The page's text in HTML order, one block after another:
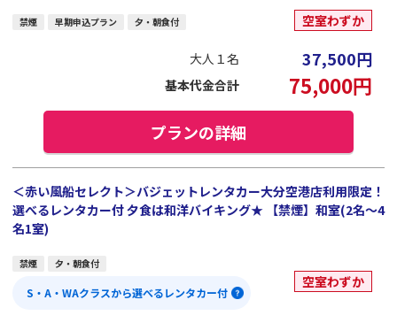
禁煙 早期申込プラン 夕・朝食付 空室わずか
大人１名 37,500円
基本代金合計 75,000円
プランの詳細
＜赤い風船セレクト＞バジェットレンタカー大分空港店利用限定！
選べるレンタカー付 夕食は和洋バイキング★ 【禁煙】和室(2名～4
名1室)
禁煙 夕・朝食付
S・A・WAクラスから選べるレンタカー付
空室わずか